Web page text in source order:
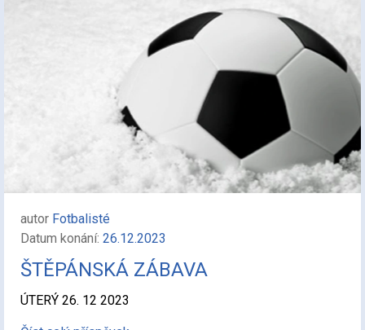
autor Fotbalisté
Datum konání: 26.12.2023
ŠTĚPÁNSKÁ ZÁBAVA
ÚTERÝ 26. 12 2023